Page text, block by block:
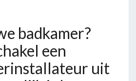
badkamer?
een
uit